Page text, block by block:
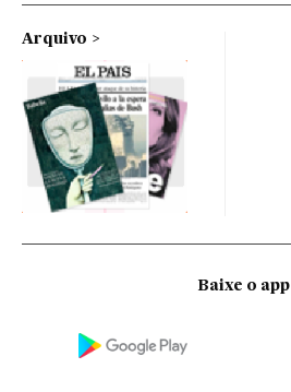
Arquivo
Baixe o app